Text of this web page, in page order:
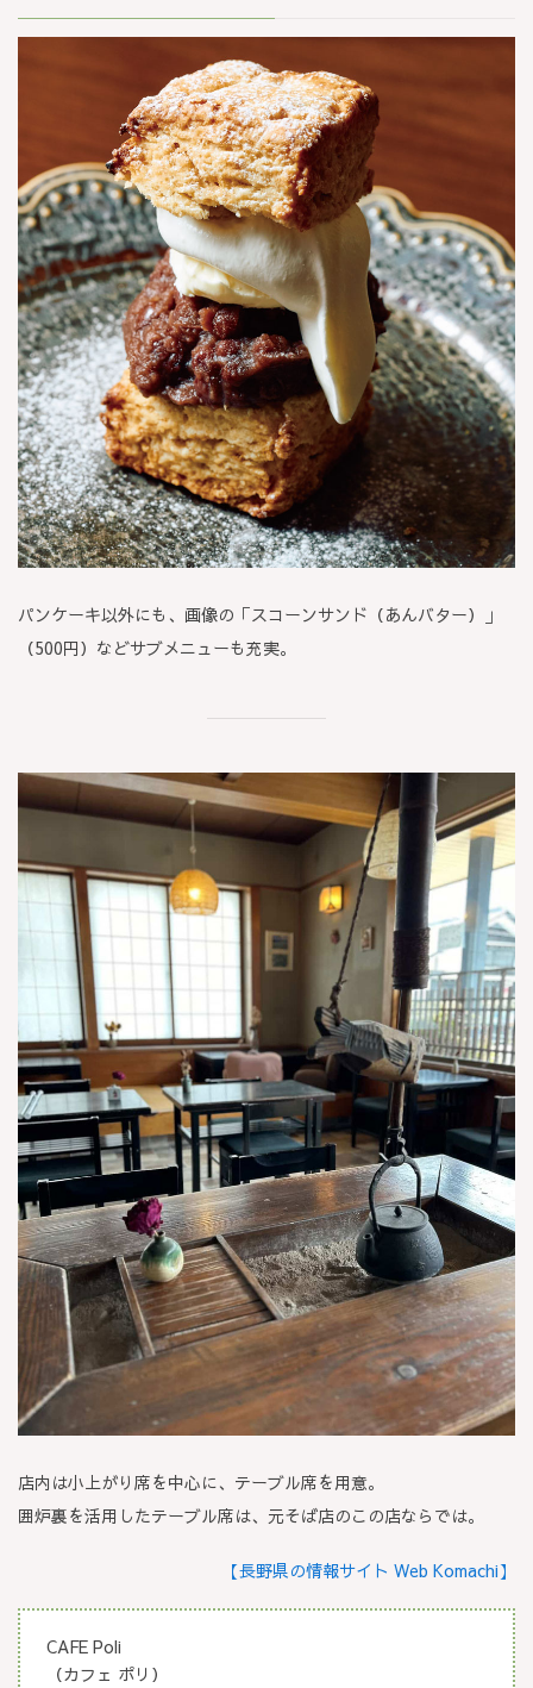
パンケーキ以外にも、画像の「スコーンサンド（あんバター）」
（500円）などサブメニューも充実。
店内は小上がり席を中心に、テーブル席を用意。
囲炉裏を活用したテーブル席は、元そば店のこの店ならでは。
【長野県の情報サイト Web Komachi】
CAFE Poli
（カフェ ポリ ）